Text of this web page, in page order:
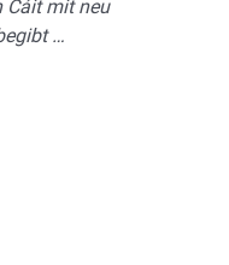
Cáit mit neu
…